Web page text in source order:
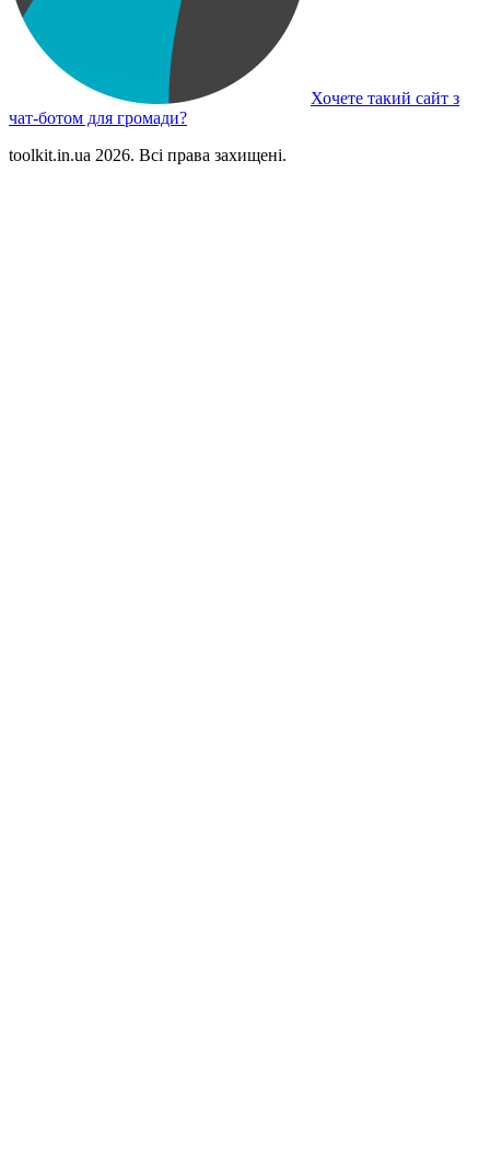
Хочете такий сайт з
чат-ботом для громади?
toolkit.in.ua 2026. Всі права захищені.